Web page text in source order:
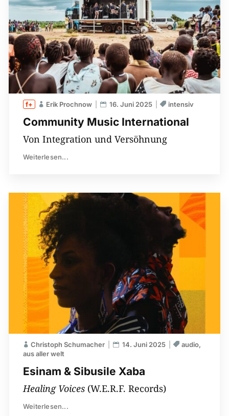
Community Music International
Erik Prochnow 16. Juni 2025 intensiv
Von Integration und Versöhnung
Weiterlesen...
Esinam & Sibusile Xaba
Christoph Schumacher 14. Juni 2025
audio
aus aller welt
Healing Voices (W.E.R.F. Records)
Weiterlesen...